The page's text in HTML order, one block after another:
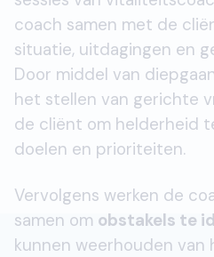
coach samen met de
situatie, uitdagingen en
Door middel van
het stellen van gerichte
de cliënt om helderheid
doelen en prioriteiten.
Vervolgens werken de
samen om obstakels te
kunnen weerhouden van